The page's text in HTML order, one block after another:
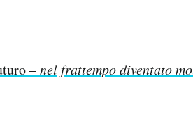
–nel frattempo diventato